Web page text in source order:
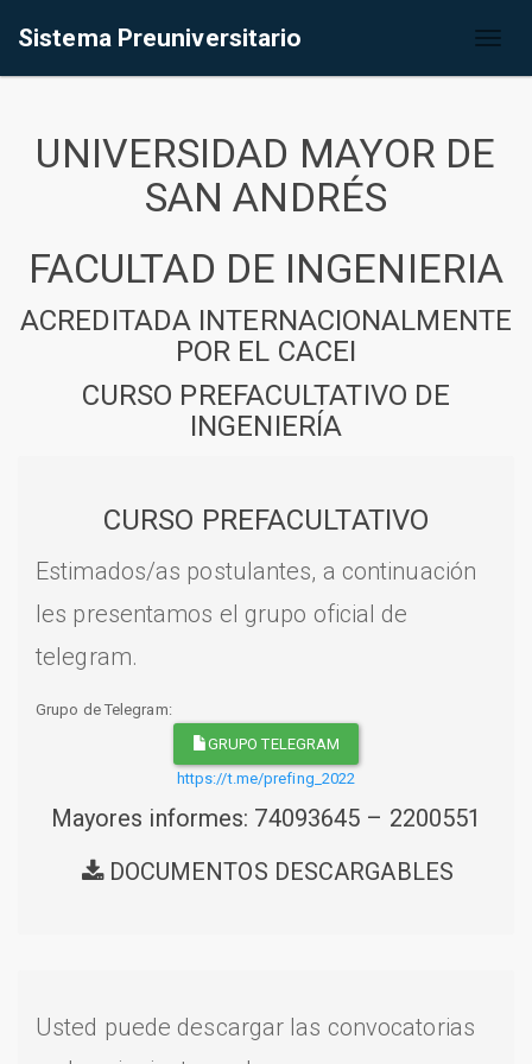
Sistema Preuniversitario
UNIVERSIDAD MAYOR DE
SAN ANDRÉS
FACULTAD DE INGENIERIA
ACREDITADA INTERNACIONALMENTE
POR EL CACEI
CURSO PREFACULTATIVO DE
INGENIERÍA
CURSO PREFACULTATIVO
Estimados/as postulantes, a continuación
les presentamos el grupo oficial de
telegram.
Grupo de Telegram:
GRUPO TELEGRAM
https://t.me/prefing_2022
Mayores informes: 74093645 – 2200551
DOCUMENTOS DESCARGABLES
Usted puede descargar las convocatorias